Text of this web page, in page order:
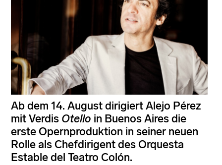
Ab dem 14. August dirigiert Alejo Pérez
mit Verdis Otello in Buenos Aires die
erste Opernproduktion in seiner neuen
Rolle als Chefdirigent des Orquesta
Estable del Teatro Colón.